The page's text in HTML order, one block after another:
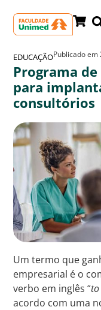
EDUCAÇÃOPublicado em
Programa
para
consultórios
Um termo que
empresarial é o
verbo em inglês “
acordo com uma